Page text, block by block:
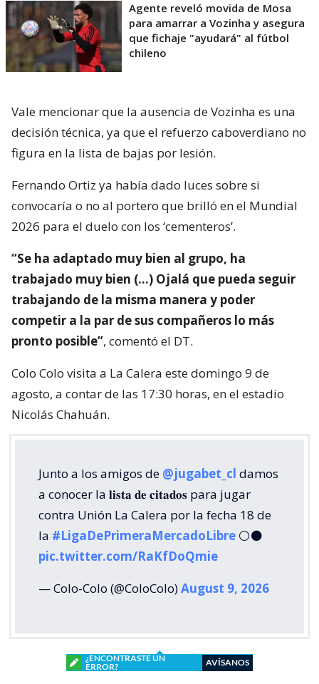
Agente reveló movida de Mosa
para amarrar a Vozinha y asegura
que fichaje "ayudará" al fútbol
chileno
Vale mencionar que la ausencia de Vozinha es una
decisión técnica, ya que el refuerzo caboverdiano no
figura en la lista de bajas por lesión.
Fernando Ortiz ya había dado luces sobre si
convocaría o no al portero que brilló en el Mundial
2026 para el duelo con los ‘cementeros’.
“Se ha adaptado muy bien al grupo, ha
trabajado muy bien (…) Ojalá que pueda seguir
trabajando de la misma manera y poder
competir a la par de sus compañeros lo más
pronto posible”, comentó el DT.
Colo Colo visita a La Calera este domingo 9 de
agosto, a contar de las 17:30 horas, en el estadio
Nicolás Chahuán.
Junto a los amigos de @jugabet_cl damos
a conocer la 𝐥𝐢𝐬𝐭𝐚 𝐝𝐞 𝐜𝐢𝐭𝐚𝐝𝐨𝐬 para jugar
contra Unión La Calera por la fecha 18 de
la #LigaDePrimeraMercadoLibre ⚪⚫
pic.twitter.com/RaKfDoQmie
— Colo-Colo (@ColoColo)August 9, 2026
¿ENCONTRASTE UN
ERROR?
AVÍSANOS